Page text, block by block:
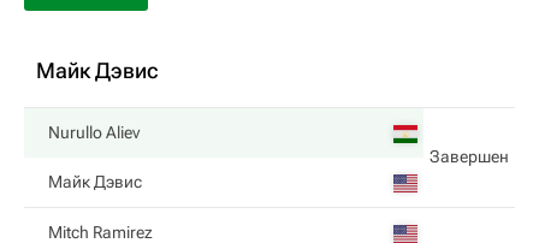
Майк Дэвис
Nurullo Aliev
Завершен
Майк Дэвис
Mitch Ramirez